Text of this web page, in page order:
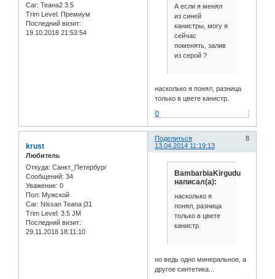
Car: Теана2 3.5
Trim Level: Премиум
Последний визит:
19.10.2018 21:53:54
А если я менял
из синей
канистры, могу я
сейчас
поменять, залив
из серой ?
насколько я понял, разница
только в цвете канистр.
0
Поделиться
8
13.04.2014 11:19:13
krust
Любитель
Откуда: Санкт_Петербург
Сообщений: 34
Уважение: 0
Пол: Мужской
Car: Nissan Teana j31
Trim Level: 3.5 JM
Последний визит:
29.11.2018 18:11:10
BambarbiaKirgudu
написал(а):
насколько я
понял, разница
только в цвете
канистр.
но ведь одно минеральное, а
другое синтетика...